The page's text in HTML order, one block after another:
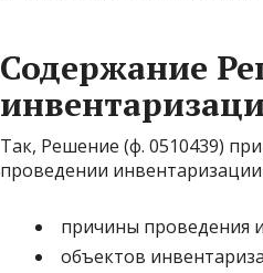
Содержание
Так, Решение (ф. 0510439)
проведении инвентаризации
причины проведения
объектов